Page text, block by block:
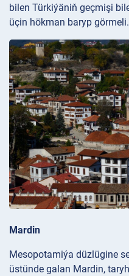
bilen Türkiýäniň geçmişi
üçin hökman baryp görmeli.
Mardin
Mesopotamiýa düzlügine
üstünde galan Mardin,